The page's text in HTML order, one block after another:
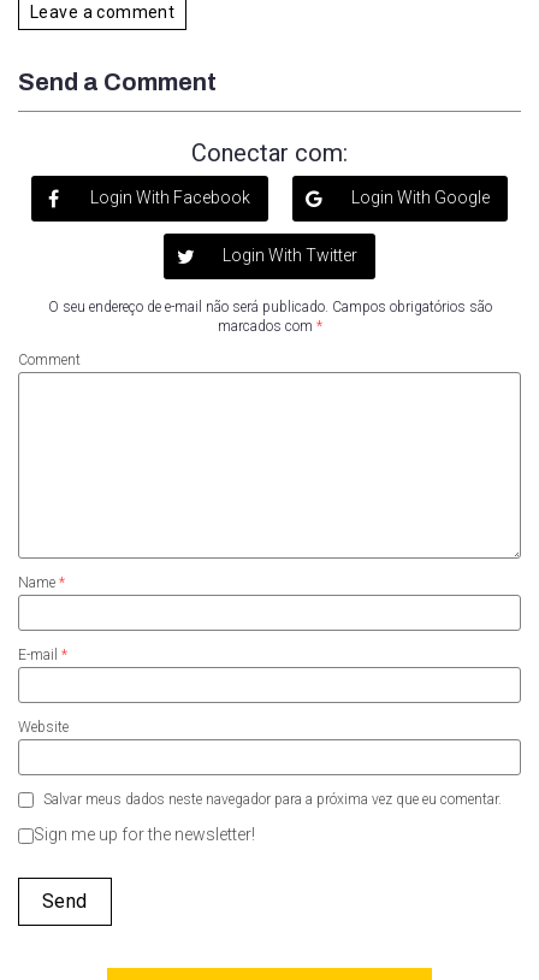
Leave a comment
Send a Comment
Conectar com:
Login With Facebook Login With Google
Login With Twitter
O seu endereço de e-mail não será publicado. Campos obrigatórios são
marcados com *
Comment
Name *
E-mail *
Website
Salvar meus dados neste navegador para a próxima vez que eu comentar.
Sign me up for the newsletter!